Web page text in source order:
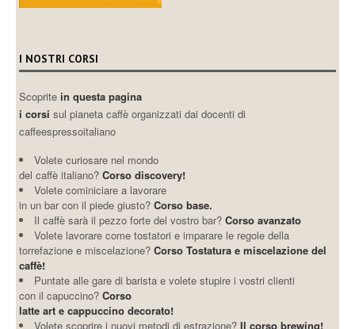
I NOSTRI CORSI
Scopritein questa pagina
i corsi sul pianeta caffè organizzati dai docenti di
caffeespressoitaliano
Volete curiosare nel mondo
del caffè italiano? Corso discovery!
Volete cominiciare a lavorare
in un bar con il piede giusto? Corso base.
Il caffè sarà il pezzo forte del vostro bar?Corso avanzato
Volete lavorare come tostatori e imparare le regole della
torrefazione e miscelazione?Corso Tostatura e miscelazione del
caffè!
Puntate alle gare di barista e volete stupire i vostri clienti
con il capuccino?Corso
latte art e cappuccino decorato!
Volete scoprire i nuovi metodi di estrazione?Il corso brewing!